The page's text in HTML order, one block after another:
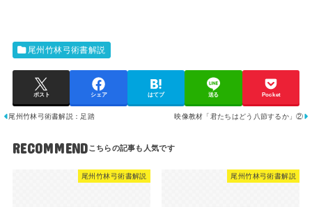
尾州竹林弓術書解説
ポスト シェア はてブ 送る Pocket
尾州竹林弓術書解説：足踏 映像教材「君たちはどう八節するか」②
RECOMMEND
尾州竹林弓術書解説 尾州竹林弓術書解説